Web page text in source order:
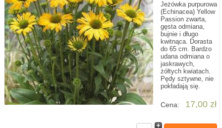
Jeżówka purpurowa
(Echinacea) Yellow
Passion zwarta,
gęsta odmiana,
bujnie i długo
kwitnąca. Dorasta
do 65 cm. Bardzo
udana odmiana o
jaskrawych,
żółtych kwiatach.
Pędy sztywne, nie
pokładają się.
Cena: 17,00 zł